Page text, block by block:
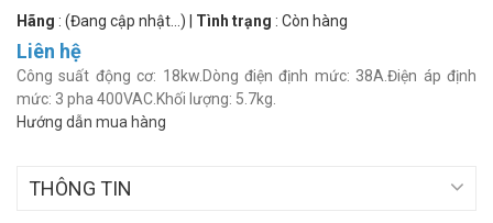
Hãng : (Đang cập nhật...) Tình trạng : Còn hàng
Liên hệ
Công suất động cơ: 18kw.Dòng điện định mức: 38A.Điện áp định
mức: 3 pha 400VAC.Khối lượng: 5.7kg.
Hướng dẫn mua hàng
THÔNG TIN